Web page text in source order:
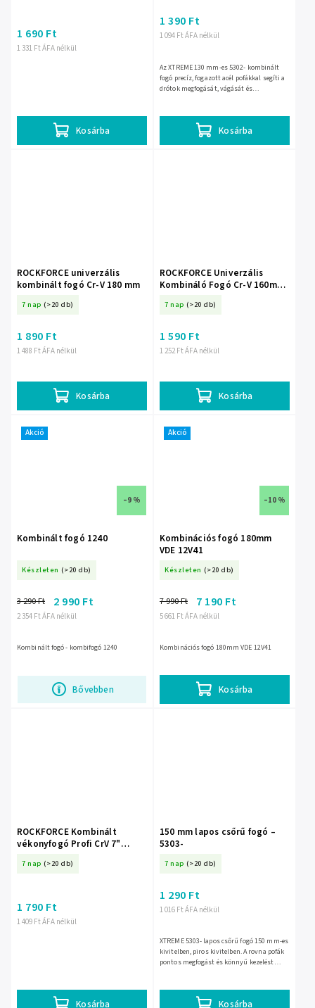
1 331 Ft ÁFA nélkül
1 690 Ft
Kosárba
1 094 Ft ÁFA nélkül
1 390 Ft
Kosárba
Az XTREME 130 mm-es 5302- kombinált
fogó precíz, fogazott acél pofákkal segíti a
drótok megfogását, vágását és
ROCKFORCE univerzális
kombinált fogó Cr-V 180 mm
7 nap (>20 db)
1 488 Ft ÁFA nélkül
1 890 Ft
Kosárba
ROCKFORCE Univerzális
Kombináló Fogó Cr-V 160mm
Kombináló Fogó Cr-V 160mm
7 nap (>20 db)
1 252 Ft ÁFA nélkül
1 590 Ft
Kosárba
Akció
–9 %
Kombinált fogó 1240
Készleten (>20 db)
2 354 Ft ÁFA nélkül
3 290 Ft 2 990 Ft
Bővebben
Kombinált fogó - kombifogó 1240
Akció
–10 %
Kombinációs fogó 180mm
VDE 12V41
Készleten (>20 db)
5 661 Ft ÁFA nélkül
7 990 Ft 7 190 Ft
Kosárba
Kombinációs fogó 180mm VDE 12V41
ROCKFORCE Kombinált
vékonyfogó Profi CrV 7"
7 nap (>20 db)
1 409 Ft ÁFA nélkül
1 790 Ft
Kosárba
150 mm lapos csőrű fogó –
5303-
7 nap (>20 db)
1 016 Ft ÁFA nélkül
1 290 Ft
Kosárba
XTREME 5303- lapos csőrű fogó 150 mm-es
kivitelben, piros kivitelben. A rovna pofák
pontos megfogást és könnyű kezelést